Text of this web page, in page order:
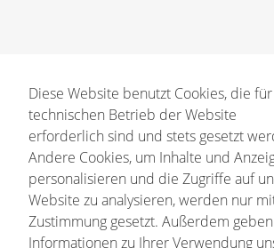
Diese Website benutzt Cookies, die
technischen Betrieb der Website
erforderlich sind und stets gesetzt
Andere Cookies, um Inhalte und
personalisieren und die Zugriffe auf
Website zu analysieren, werden nur
Zustimmung gesetzt. Außerdem
Informationen zu Ihrer Verwendung